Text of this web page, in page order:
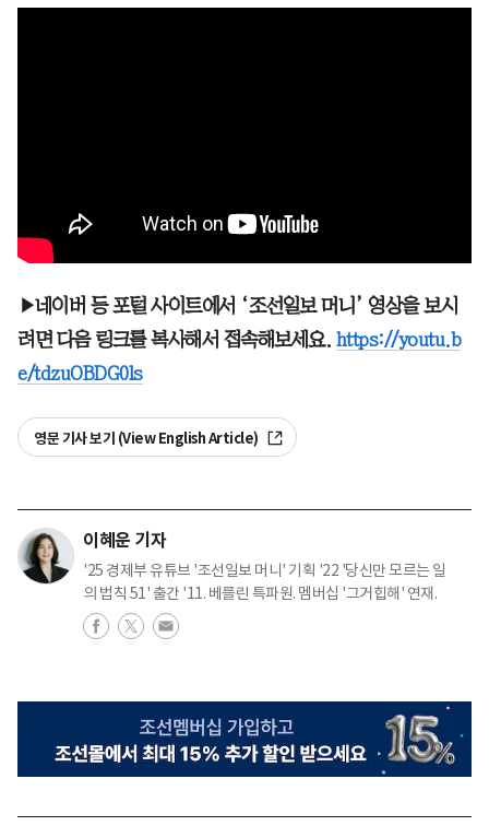
▶네이버 등 포털 사이트에서 ‘조선일보 머니’ 영상을 보시
려면 다음 링크를 복사해서 접속해보세요. https://youtu.b
e/tdzuOBDG0ls
영문 기사 보기 (View English Article)
이혜운 기자
'25 경제부 유튜브 '조선일보 머니' 기획 '22 '당신만 모르는 일
의 법칙 51' 출간 '11. 베를린 특파원. 멤버십 '그거힙해' 연재.